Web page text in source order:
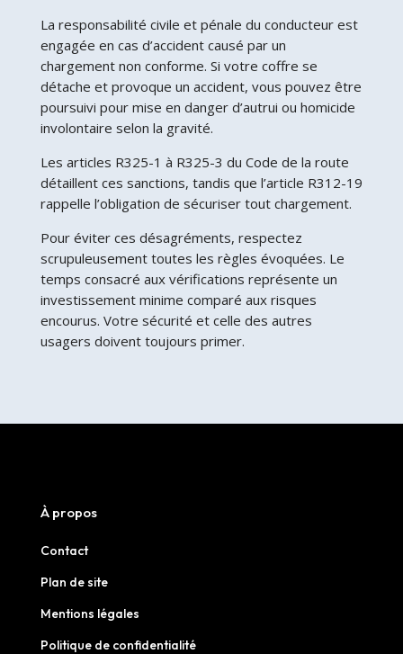
La responsabilité civile et pénale du conducteur est
engagée en cas d’accident causé par un
chargement non conforme. Si votre coffre se
détache et provoque un accident, vous pouvez être
poursuivi pour mise en danger d’autrui ou homicide
involontaire selon la gravité.
Les articles R325-1 à R325-3 du Code de la route
détaillent ces sanctions, tandis que l’article R312-19
rappelle l’obligation de sécuriser tout chargement.
Pour éviter ces désagréments, respectez
scrupuleusement toutes les règles évoquées. Le
temps consacré aux vérifications représente un
investissement minime comparé aux risques
encourus. Votre sécurité et celle des autres
usagers doivent toujours primer.
À propos
Contact
Plan de site
Mentions légales
Politique de confidentialité